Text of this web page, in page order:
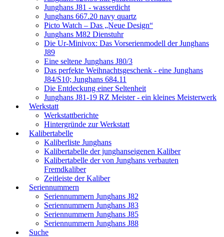
Junghans J81 - wasserdicht
Junghans 667.20 navy quartz
Picto Watch – Das „Neue Design“
Junghans M82 Dienstuhr
Die Ur-Minivox: Das Vorserienmodell der Junghans
J89
Eine seltene Junghans J80/3
Das perfekte Weihnachtsgeschenk - eine Junghans
J84/S10; Junghans 684.11
Die Entdeckung einer Seltenheit
Junghans J81-19 RZ Meister - ein kleines Meisterwerk
Werkstatt
Werkstattberichte
Hintergründe zur Werkstatt
Kalibertabelle
Kaliberliste Junghans
Kalibertabelle der junghanseigenen Kaliber
Kalibertabelle der von Junghans verbauten
Fremdkaliber
Zeitleiste der Kaliber
Seriennummern
Seriennummern Junghans J82
Seriennummern Junghans J83
Seriennummern Junghans J85
Seriennummern Junghans J88
Suche